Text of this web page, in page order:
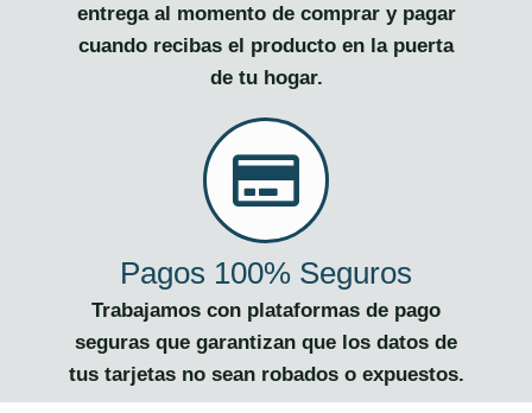
entrega al momento de comprar y pagar
cuando recibas el producto en la puerta
de tu hogar.
Pagos 100% Seguros
Trabajamos con plataformas de pago
seguras que garantizan que los datos de
tus tarjetas no sean robados o expuestos.